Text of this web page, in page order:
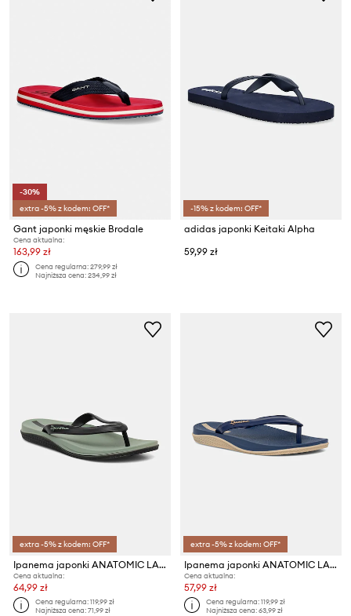
-30%
extra -5% z kodem: OFF*
Gant japonki męskie Brodale
Cena aktualna:
163,99 zł
Cena regularna:279,99 zł
Najniższa cena:234,99 zł
-15% z kodem: OFF*
adidas japonki Keitaki Alpha
59,99 zł
extra -5% z kodem: OFF*
Ipanema japonki ANATOMIC LAP
Cena aktualna:
64,99 zł
Cena regularna:119,99 zł
Najniższa cena:71,99 zł
extra -5% z kodem: OFF*
Ipanema japonki ANATOMIC LAP
Cena aktualna:
57,99 zł
Cena regularna:119,99 zł
Najniższa cena:63,99 zł